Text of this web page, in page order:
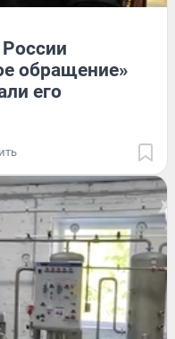
обращение»
его